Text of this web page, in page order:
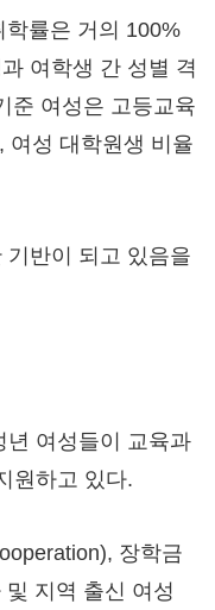
률은 거의 100%
여학생 간 성별 격
준 여성은 고등교육
여성 대학원생 비율
반이 되고 있음을
년 여성들이 교육과
원하고 있다.
장학금
지역 출신 여성